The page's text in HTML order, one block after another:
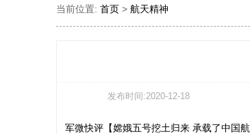
当前位置: 首页 > 航天精神
发布时间:2020-12-18
军微快评【嫦娥五号挖土归来 承载了中国